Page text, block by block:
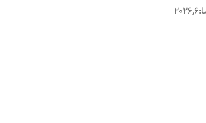
:
2026,6